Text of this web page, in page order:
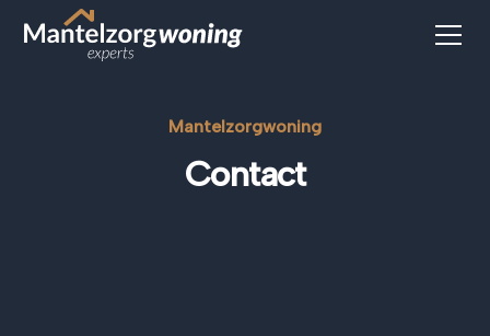
Mantelzorgwoning
Contact